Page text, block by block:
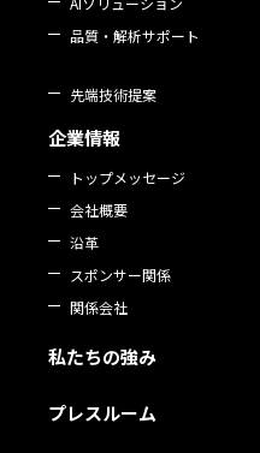
品質・解析サポート
先端技術提案
企業情報
トップメッセージ
会社概要
沿革
スポンサー関係
関係会社
私たちの強み
プレスルーム